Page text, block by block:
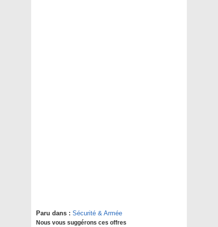
Paru dans : Sécurité & Armée
Nous vous suggérons ces offres